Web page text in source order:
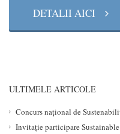
DETALII AICI
ULTIMELE ARTICOLE
Concurs național de
Invitație participare